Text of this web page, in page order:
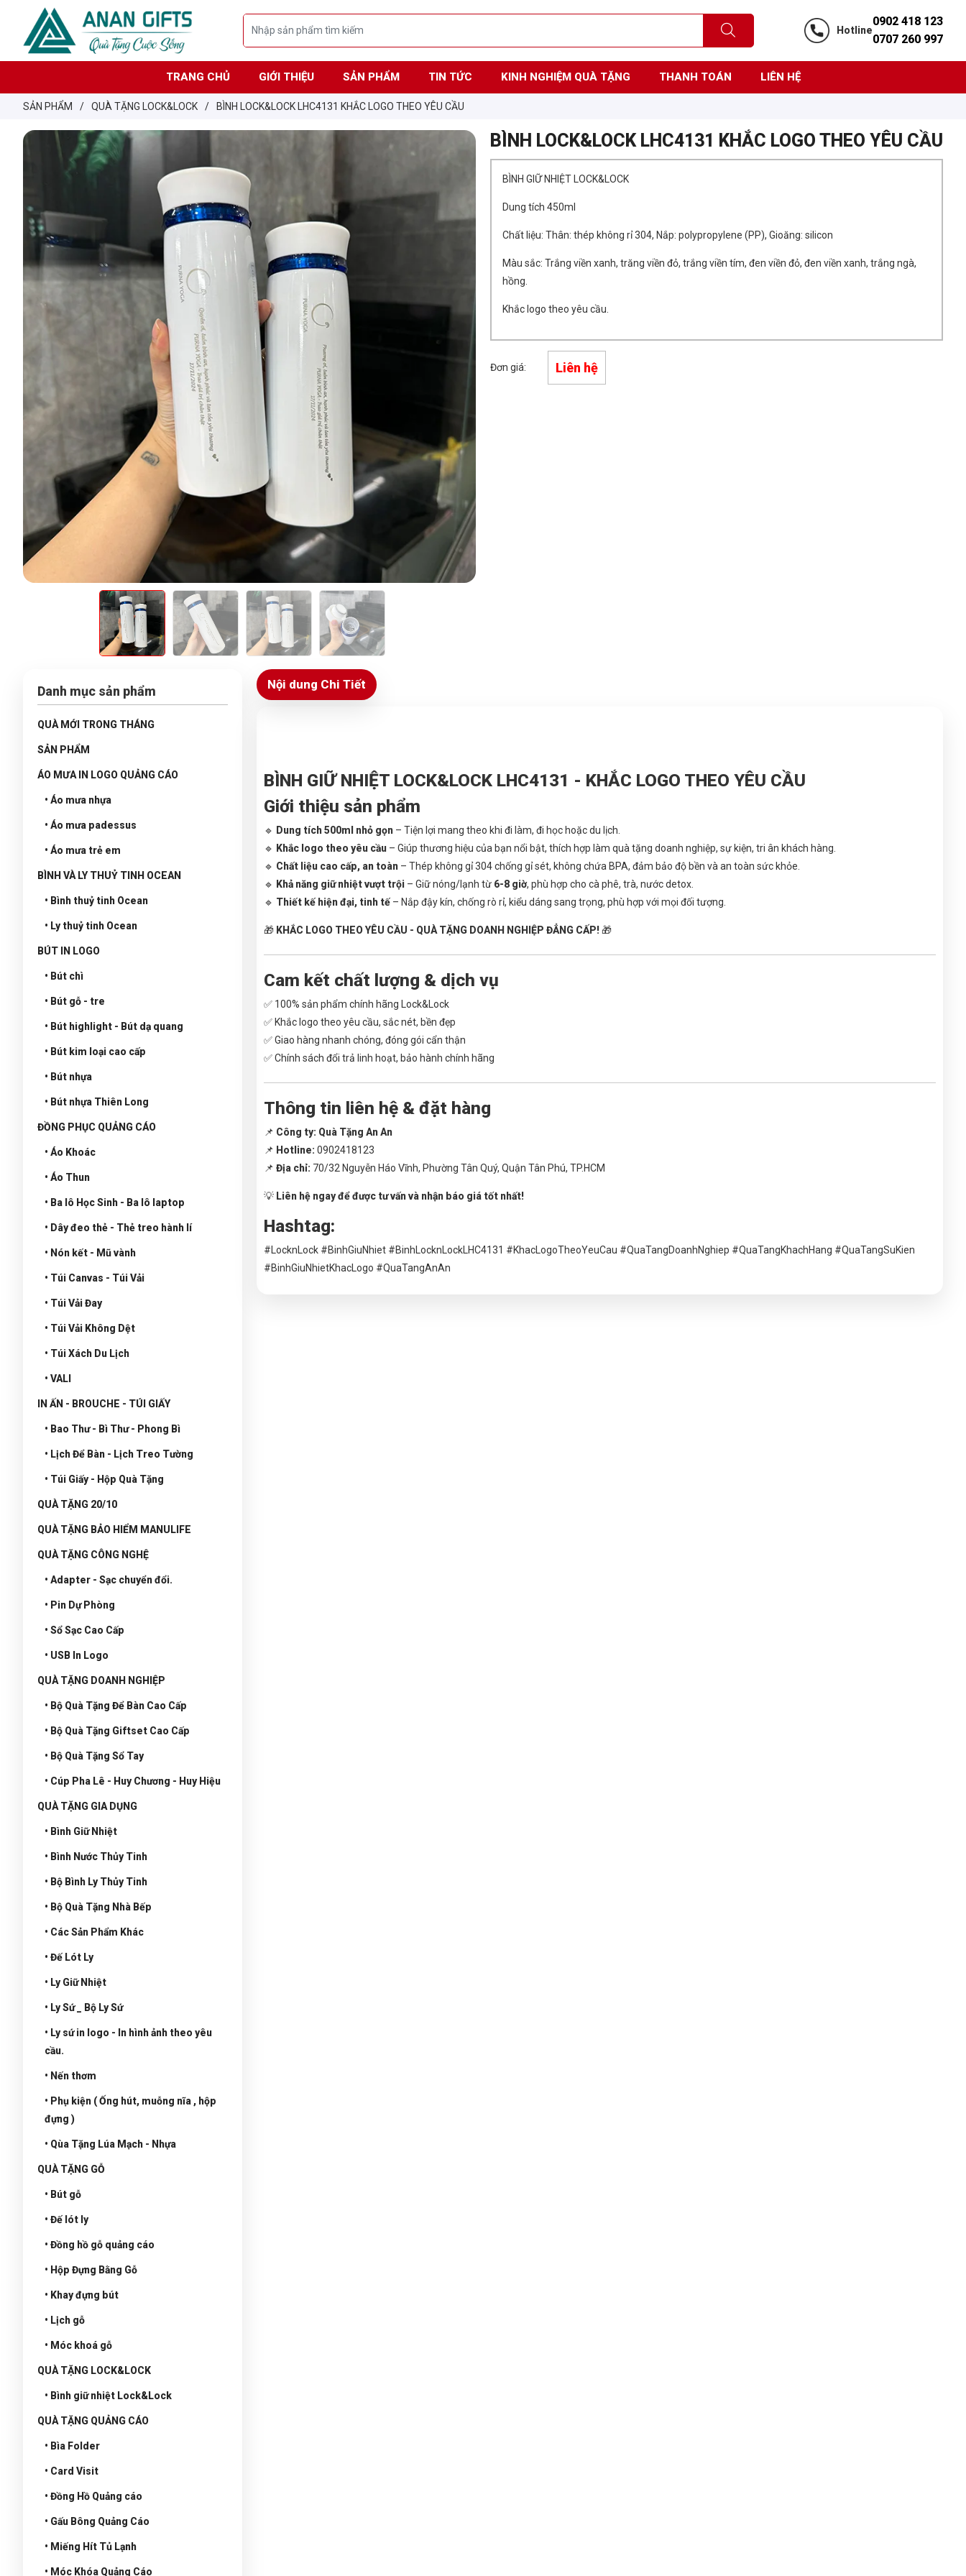
Hotline
0902 418 123
0707 260 997
TRANG CHỦ GIỚI THIỆU SẢN PHẨM TIN TỨC KINH NGHIỆM QUÀ TẶNG THANH TOÁN LIÊN HỆ
SẢN PHẨM / QUÀ TẶNG LOCK&LOCK / BÌNH LOCK&LOCK LHC4131 KHẮC LOGO THEO YÊU CẦU
BÌNH LOCK&LOCK LHC4131 KHẮC LOGO THEO YÊU CẦU
BÌNH GIỮ NHIỆT LOCK&LOCK
Dung tích 450ml
Chất liệu: Thân: thép không rỉ 304, Nắp: polypropylene (PP), Gioăng: silicon
Màu sắc: Trắng viền xanh, trăng viền đỏ, trắng viền tím, đen viền đỏ, đen viền xanh, trắng ngà,
hồng.
Khắc logo theo yêu cầu.
Đơn giá: Liên hệ
Danh mục sản phẩm
QUÀ MỚI TRONG THÁNG
SẢN PHẨM
ÁO MƯA IN LOGO QUẢNG CÁO
• Áo mưa nhựa
• Áo mưa padessus
• Áo mưa trẻ em
BÌNH VÀ LY THUỶ TINH OCEAN
• Bình thuỷ tinh Ocean
• Ly thuỷ tinh Ocean
BÚT IN LOGO
• Bút chì
• Bút gỗ - tre
• Bút highlight - Bút dạ quang
• Bút kim loại cao cấp
• Bút nhựa
• Bút nhựa Thiên Long
ĐỒNG PHỤC QUẢNG CÁO
• Áo Khoác
• Áo Thun
• Ba lô Học Sinh - Ba lô laptop
• Dây đeo thẻ - Thẻ treo hành lí
• Nón kết - Mũ vành
• Túi Canvas - Túi Vải
• Túi Vải Đay
• Túi Vải Không Dệt
• Túi Xách Du Lịch
• VALI
IN ẤN - BROUCHE - TÚI GIẤY
• Bao Thư - Bì Thư - Phong Bì
• Lịch Để Bàn - Lịch Treo Tường
• Túi Giấy - Hộp Quà Tặng
QUÀ TẶNG 20/10
QUÀ TẶNG BẢO HIỂM MANULIFE
QUÀ TẶNG CÔNG NGHỆ
• Adapter - Sạc chuyển đổi.
• Pin Dự Phòng
• Sổ Sạc Cao Cấp
• USB In Logo
QUÀ TẶNG DOANH NGHIỆP
• Bộ Quà Tặng Để Bàn Cao Cấp
• Bộ Quà Tặng Giftset Cao Cấp
• Bộ Quà Tặng Sổ Tay
• Cúp Pha Lê - Huy Chương - Huy Hiệu
QUÀ TẶNG GIA DỤNG
• Bình Giữ Nhiệt
• Bình Nước Thủy Tinh
• Bộ Bình Ly Thủy Tinh
• Bộ Quà Tặng Nhà Bếp
• Các Sản Phẩm Khác
• Đế Lót Ly
• Ly Giữ Nhiệt
• Ly Sứ _ Bộ Ly Sứ
• Ly sứ in logo - In hình ảnh theo yêu
cầu.
• Nến thơm
• Phụ kiện ( Ống hút, muỗng nĩa , hộp
đựng )
• Qùa Tặng Lúa Mạch - Nhựa
QUÀ TẶNG GỖ
• Bút gỗ
• Đế lót ly
• Đồng hồ gỗ quảng cáo
• Hộp Đựng Bằng Gỗ
• Khay đựng bút
• Lịch gỗ
• Móc khoá gỗ
QUÀ TẶNG LOCK&LOCK
• Bình giữ nhiệt Lock&Lock
QUÀ TẶNG QUẢNG CÁO
• Bìa Folder
• Card Visit
• Đồng Hồ Quảng cáo
• Gấu Bông Quảng Cáo
• Miếng Hít Tủ Lạnh
• Móc Khóa Quảng Cáo
Nội dung Chi Tiết
BÌNH GIỮ NHIỆT LOCK&LOCK LHC4131 - KHẮC LOGO THEO YÊU CẦU
Giới thiệu sản phẩm
🔹 Dung tích 500ml nhỏ gọn – Tiện lợi mang theo khi đi làm, đi học hoặc du lịch.
🔹 Khắc logo theo yêu cầu – Giúp thương hiệu của bạn nổi bật, thích hợp làm quà tặng doanh nghiệp, sự kiện, tri ân khách hàng.
🔹 Chất liệu cao cấp, an toàn – Thép không gỉ 304 chống gỉ sét, không chứa BPA, đảm bảo độ bền và an toàn sức khỏe.
🔹 Khả năng giữ nhiệt vượt trội – Giữ nóng/lạnh từ 6-8 giờ, phù hợp cho cà phê, trà, nước detox.
🔹 Thiết kế hiện đại, tinh tế – Nắp đậy kín, chống rò rỉ, kiểu dáng sang trọng, phù hợp với mọi đối tượng.
🎁 KHẮC LOGO THEO YÊU CẦU - QUÀ TẶNG DOANH NGHIỆP ĐẲNG CẤP!🎁
Cam kết chất lượng & dịch vụ
✅ 100% sản phẩm chính hãng Lock&Lock
✅ Khắc logo theo yêu cầu, sắc nét, bền đẹp
✅ Giao hàng nhanh chóng, đóng gói cẩn thận
✅ Chính sách đổi trả linh hoạt, bảo hành chính hãng
Thông tin liên hệ & đặt hàng
📌 Công ty: Quà Tặng An An
📌 Hotline: 0902418123
📌 Địa chỉ: 70/32 Nguyễn Háo Vĩnh, Phường Tân Quý, Quận Tân Phú, TP.HCM
💡 Liên hệ ngay để được tư vấn và nhận báo giá tốt nhất!
Hashtag:
#LocknLock #BinhGiuNhiet #BinhLocknLockLHC4131 #KhacLogoTheoYeuCau #QuaTangDoanhNghiep #QuaTangKhachHang #QuaTangSuKien
#BinhGiuNhietKhacLogo #QuaTangAnAn